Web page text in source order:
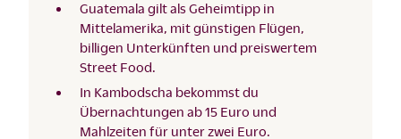
Guatemala gilt als Geheimtipp in
Mittelamerika, mit günstigen Flügen,
billigen Unterkünften und preiswertem
Street Food.
In Kambodscha bekommst du
Übernachtungen ab 15 Euro und
Mahlzeiten für unter zwei Euro.